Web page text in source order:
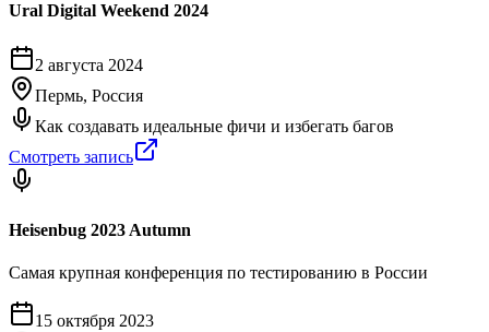
Ural Digital Weekend 2024
2 августа 2024
Пермь, Россия
Как создавать идеальные фичи и избегать багов
Смотреть запись
Heisenbug 2023 Autumn
Самая крупная конференция по тестированию в России
15 октября 2023